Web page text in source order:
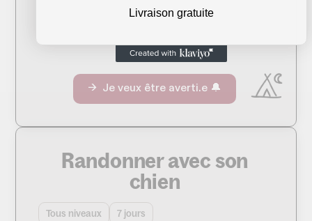
indispensables pour bien choisir votre
dehors.
→ Je veux être averti.e 🔔
Randonner avec son
chien
Tous niveaux 7 jours
Livraison gratuite